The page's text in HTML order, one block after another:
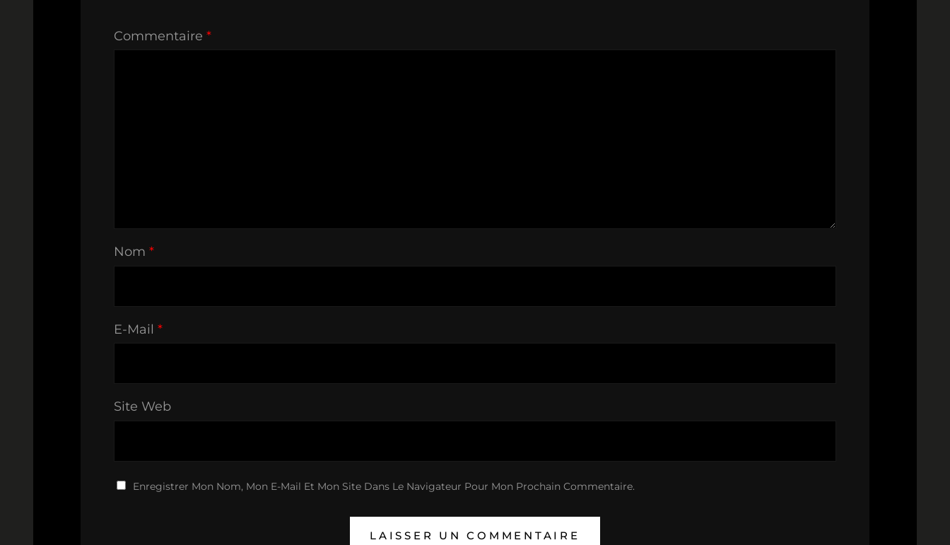
Commentaire*
Nom*
E-Mail*
Site Web
Enregistrer Mon Nom, Mon E-Mail Et Mon Site Dans Le Navigateur Pour Mon Prochain Commentaire.